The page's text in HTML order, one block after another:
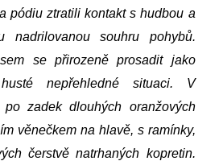
pódiu ztratili kontakt s hudbou a
nadrilovanou souhru pohybů.
se přirozeně prosadit jako
nepřehledné situaci. V
zadek dlouhých oranžových
věnečkem na hlavě, s ramínky,
čerstvě natrhaných kopretin.